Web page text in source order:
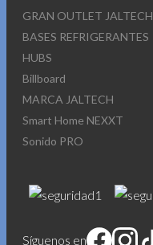
GRAN OUTLET JALTECH
BASES REFRIGERANTES
HUBS
Billboard
MARCA JALTECH
Smart Home NEXXT
Sonido PRO
Síguenos en